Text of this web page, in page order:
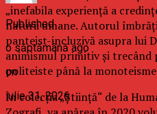
„inefabila experienţă a
naturii umane. Autorul
panteist-incluzivă asupra lui
animismul primitiv şi
politeiste până la
În colecţia „Ştiinţă“ de la
Published
o săptămână ago
on
iulie 31, 2026